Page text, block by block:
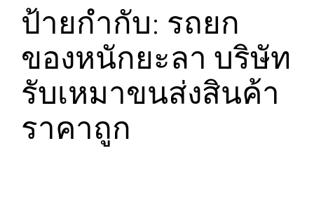
ป้ายกำกับ: รถยก
ของหนักยะลา บริษัท
รับเหมาขนส่งสินค้า
ราคาถูก